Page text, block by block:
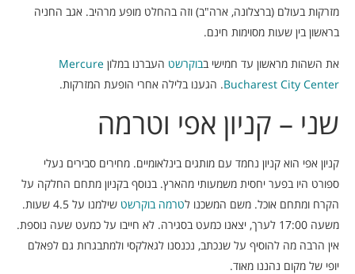
מזרקות בעולם (ברצלונה, ארה"ב) וזה בהחלט מופע מרהיב. אגב החניה
בראשון בין שעות מסוימות חינם.
את השהות מראשון עד חמישי בבוקרשט העברנו במלון Mercure
Bucharest City Center. הגענו בלילה אחרי הופעת המזרקות.
שני – קניון אפי וטרמה
קניון אפי הוא קניון נחמד עם מותגים בינלאומיים. מחירים סבירים נעלי
ספורט היו בפער יחסית משמעותי מהארץ. בנוסף בקניון מתחם החלקה על
הקרח ומתחם אוכל. משם המשכנו לטרמה בוקרשט
שילמנו על 4.5 שעות.
משעה 17:00 לערך, יצאנו כמעט בסגירה. לא חייבו על כמעט שעה נוספת.
אין הרבה מה להוסיף על שנכתב, נכנסנו לגאלקסי ולמתבגרות גם לפאלם
יופי של מקום נהננו מאוד.